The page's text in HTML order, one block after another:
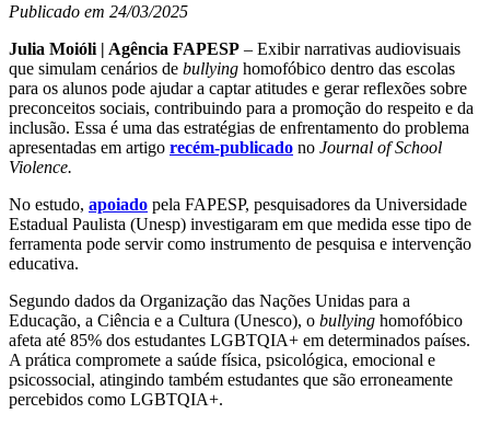
Publicado em 24/03/2025
Julia Moióli | Agência FAPESP – Exibir narrativas audiovisuais
que simulam cenários de bullying homofóbico dentro das escolas
para os alunos pode ajudar a captar atitudes e gerar reflexões sobre
preconceitos sociais, contribuindo para a promoção do respeito e da
inclusão. Essa é uma das estratégias de enfrentamento do problema
apresentadas em artigo recém-publicado no Journal of School
Violence.
No estudo, apoiado pela FAPESP, pesquisadores da Universidade
Estadual Paulista (Unesp) investigaram em que medida esse tipo de
ferramenta pode servir como instrumento de pesquisa e intervenção
educativa.
Segundo dados da Organização das Nações Unidas para a
Educação, a Ciência e a Cultura (Unesco), o bullying homofóbico
afeta até 85% dos estudantes LGBTQIA+ em determinados países.
A prática compromete a saúde física, psicológica, emocional e
psicossocial, atingindo também estudantes que são erroneamente
percebidos como LGBTQIA+.